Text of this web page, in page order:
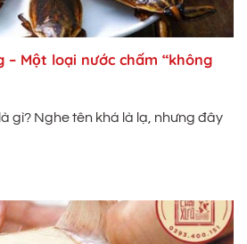
– Một loại nước chấm “không
gì? Nghe tên khá là lạ, nhưng đây